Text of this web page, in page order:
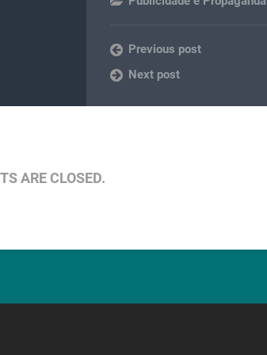
Previous post
Next post
ARE CLOSED.